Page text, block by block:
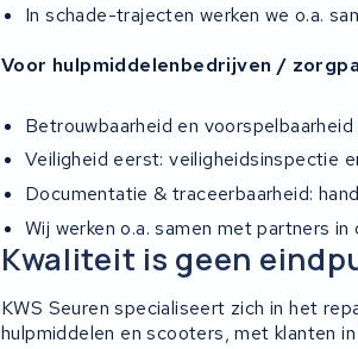
In schade-trajecten werken we o.a.
Voor hulpmiddelenbedrijven /
Betrouwbaarheid en
Veiligheid eerst: veiligheidsinspectie
Documentatie & traceerbaarheid:
Wij werken o.a. samen met partners
Kwaliteit is geen
KWS Seuren specialiseert zich in het
hulpmiddelen en scooters, met klanten